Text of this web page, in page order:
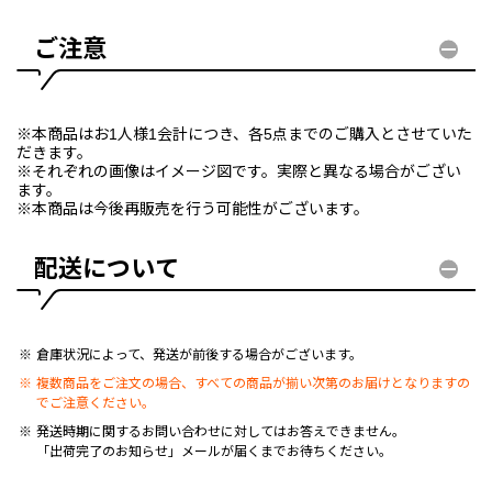
ご注意
※本商品はお1人様1会計につき、各5点までのご購入とさせていた
だきます。
※それぞれの画像はイメージ図です。実際と異なる場合がござい
ます。
※本商品は今後再販売を行う可能性がございます。
配送について
倉庫状況によって、発送が前後する場合がございます。
複数商品をご注文の場合、すべての商品が揃い次第のお届けとなりますの
でご注意ください。
発送時期に関するお問い合わせに対してはお答えできません。
「出荷完了のお知らせ」メールが届くまでお待ちください。